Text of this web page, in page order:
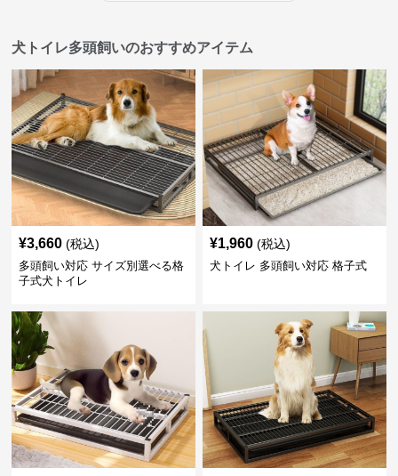
犬トイレ多頭飼いのおすすめアイテム
¥3,660 (税込)
多頭飼い対応 サイズ別選べる格
子式犬トイレ
¥1,960 (税込)
犬トイレ 多頭飼い対応 格子式